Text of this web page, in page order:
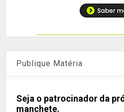
Publique Matéria
Seja o patrocinador da
manchete.